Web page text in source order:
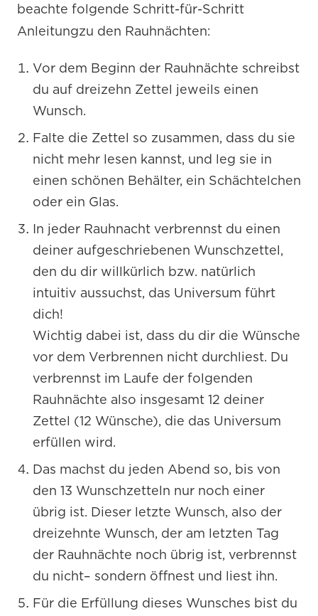
beachte folgende Schritt-für-Schritt
Anleitungzu den Rauhnächten:
Vor dem Beginn der Rauhnächte schreibst
du auf dreizehn Zettel jeweils einen
Wunsch.
Falte die Zettel so zusammen, dass du sie
nicht mehr lesen kannst, und leg sie in
einen schönen Behälter, ein Schächtelchen
oder ein Glas.
In jeder Rauhnacht verbrennst du einen
deiner aufgeschriebenen Wunschzettel,
den du dir willkürlich bzw. natürlich
intuitiv aussuchst, das Universum führt
dich!
Wichtig dabei ist, dass du dir die Wünsche
vor dem Verbrennen nicht durchliest. Du
verbrennst im Laufe der folgenden
Rauhnächte also insgesamt 12 deiner
Zettel (12 Wünsche), die das Universum
erfüllen wird.
Das machst du jeden Abend so, bis von
den 13 Wunschzetteln nur noch einer
übrig ist. Dieser letzte Wunsch, also der
dreizehnte Wunsch, der am letzten Tag
der Rauhnächte noch übrig ist, verbrennst
du nicht– sondern öffnest und liest ihn.
Für die Erfüllung dieses Wunsches bist du